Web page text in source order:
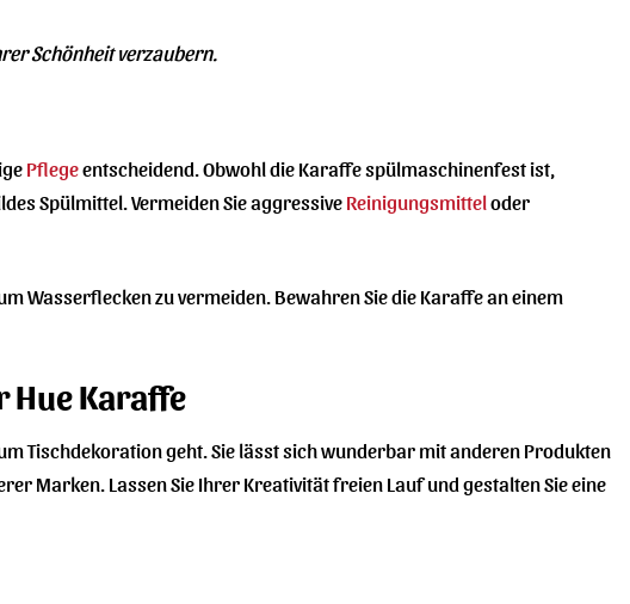
Schönheit verzaubern.
Pflegeentscheidend. Obwohl die Karaffe spülmaschinenfest ist,
Spülmittel. Vermeiden Sie aggressiveReinigungsmitteloder
Wasserflecken zu vermeiden. Bewahren Sie die Karaffe an einem
Hue Karaffe
Tischdekoration geht. Sie lässt sich wunderbar mit anderen Produkten
Marken. Lassen Sie Ihrer Kreativität freien Lauf und gestalten Sie eine